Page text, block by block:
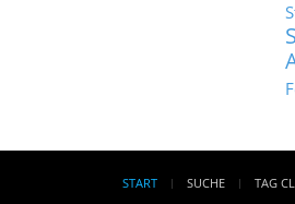
START SUCHE TAG